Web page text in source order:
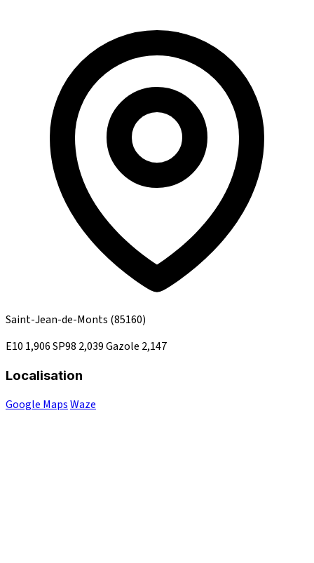
Saint-Jean-de-Monts (85160)
E10 1,906SP98 2,039Gazole 2,147
Localisation
Google MapsWaze